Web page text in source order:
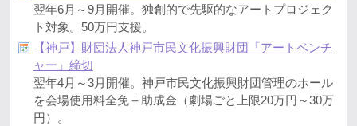
翌年6月～9月開催。独創的で先駆的なアートプロジェク
ト対象。50万円支援。
【神戸】財団法人神戸市民文化振興財団「アートベンチ
ャー」締切
翌年4月～3月開催。神戸市民文化振興財団管理のホール
を会場使用料全免＋助成金（劇場ごと上限20万円～30万
円）。